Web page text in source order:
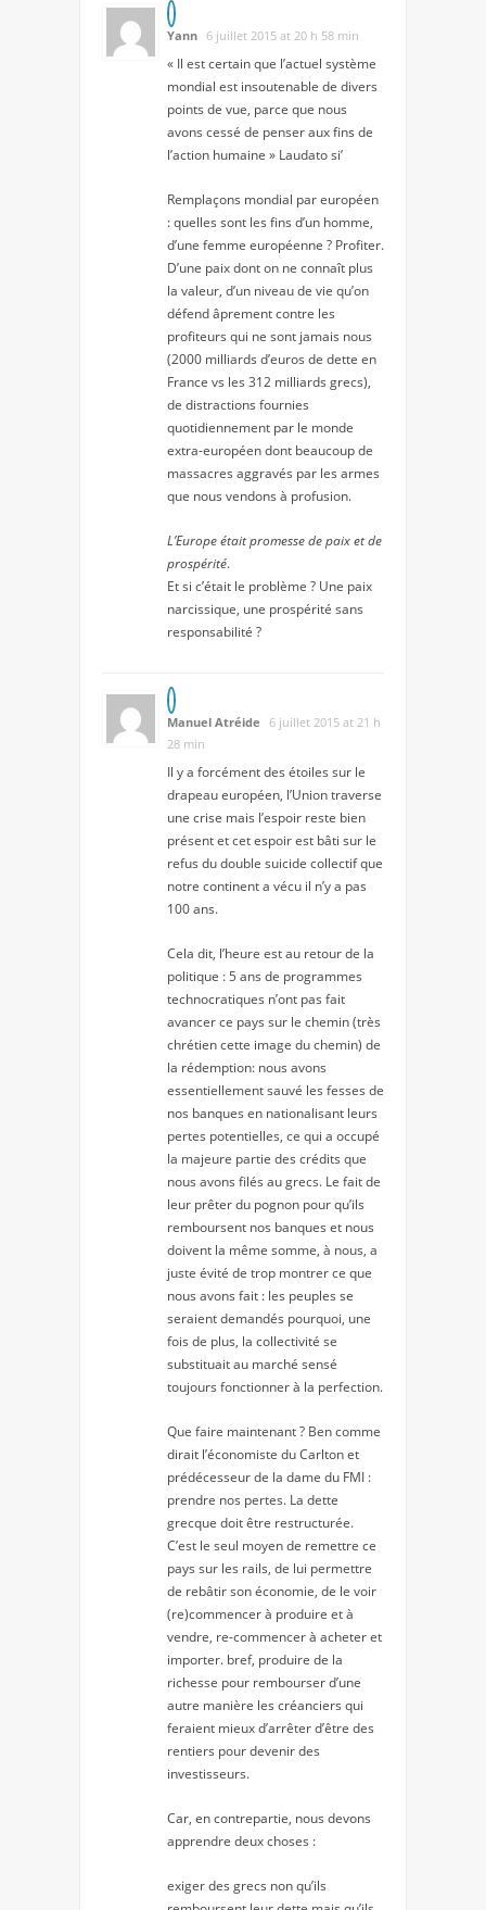
Yann 6 juillet 2015 at 20 h 58 min
« Il est certain que l’actuel système
mondial est insoutenable de divers
points de vue, parce que nous
avons cessé de penser aux fins de
l’action humaine » Laudato si’
Remplaçons mondial par européen
: quelles sont les fins d’un homme,
d’une femme européenne ? Profiter.
D’une paix dont on ne connaît plus
la valeur, d’un niveau de vie qu’on
défend âprement contre les
profiteurs qui ne sont jamais nous
(2000 milliards d’euros de dette en
France vs les 312 milliards grecs),
de distractions fournies
quotidiennement par le monde
extra-européen dont beaucoup de
massacres aggravés par les armes
que nous vendons à profusion.
L’Europe était promesse de paix et de
prospérité.
Et si c’était le problème ? Une paix
narcissique, une prospérité sans
responsabilité ?
Manuel Atréide 6 juillet 2015 at 21 h
28 min
Il y a forcément des étoiles sur le
drapeau européen, l’Union traverse
une crise mais l’espoir reste bien
présent et cet espoir est bâti sur le
refus du double suicide collectif que
notre continent a vécu il n’y a pas
100 ans.
Cela dit, l’heure est au retour de la
politique : 5 ans de programmes
technocratiques n’ont pas fait
avancer ce pays sur le chemin (très
chrétien cette image du chemin) de
la rédemption: nous avons
essentiellement sauvé les fesses de
nos banques en nationalisant leurs
pertes potentielles, ce qui a occupé
la majeure partie des crédits que
nous avons filés au grecs. Le fait de
leur prêter du pognon pour qu’ils
remboursent nos banques et nous
doivent la même somme, à nous, a
juste évité de trop montrer ce que
nous avons fait : les peuples se
seraient demandés pourquoi, une
fois de plus, la collectivité se
substituait au marché sensé
toujours fonctionner à la perfection.
Que faire maintenant ? Ben comme
dirait l’économiste du Carlton et
prédécesseur de la dame du FMI :
prendre nos pertes. La dette
grecque doit être restructurée.
C’est le seul moyen de remettre ce
pays sur les rails, de lui permettre
de rebâtir son économie, de le voir
(re)commencer à produire et à
vendre, re-commencer à acheter et
importer. bref, produire de la
richesse pour rembourser d’une
autre manière les créanciers qui
feraient mieux d’arrêter d’être des
rentiers pour devenir des
investisseurs.
Car, en contrepartie, nous devons
apprendre deux choses :
exiger des grecs non qu’ils